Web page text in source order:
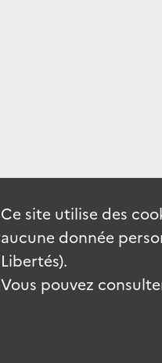
Ce site utilise des
aucune donnée
Libertés).
Vous pouvez